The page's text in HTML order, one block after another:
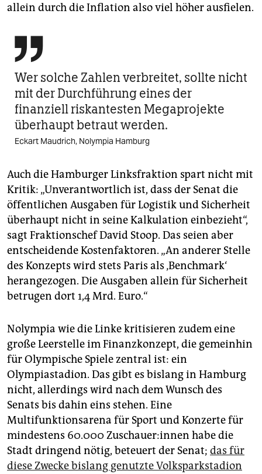
allein durch die Inflation also viel höher ausfielen.

Wer solche Zahlen verbreitet, sollte nicht
mit der Durchführung eines der
finanziell riskantesten Megaprojekte
überhaupt betraut werden.
Eckart Maudrich, Nolympia Hamburg
Auch die Hamburger Linksfraktion spart nicht mit
Kritik: „Unverantwortlich ist, dass der Senat die
öffentlichen Ausgaben für Logistik und Sicherheit
überhaupt nicht in seine Kalkulation einbezieht“,
sagt Fraktionschef David Stoop. Das seien aber
entscheidende Kostenfaktoren. „An anderer Stelle
des Konzepts wird stets Paris als ‚Benchmark‘
herangezogen. Die Ausgaben allein für Sicherheit
betrugen dort 1,4 Mrd. Euro.“
Nolympia wie die Linke kritisieren zudem eine
große Leerstelle im Finanzkonzept, die gemeinhin
für Olympische Spiele zentral ist: ein
Olympiastadion. Das gibt es bislang in Hamburg
nicht, allerdings wird nach dem Wunsch des
Senats bis dahin eins stehen. Eine
Multifunktionsarena für Sport und Konzerte für
mindestens 60.000 Zu­schaue­r:in­nen habe die
Stadt dringend nötig, beteuert der Senat; das für
diese Zwecke bislang genutzte Volksparkstadion